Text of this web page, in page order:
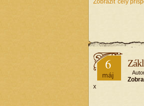
Zobraziť celý
6
máj
x